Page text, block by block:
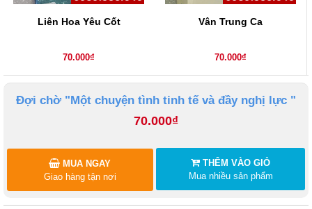
Liên Hoa Yêu Cốt
70.000₫
Vân Trung Ca
70.000₫
Đợi chờ "Một chuyện tình tinh tế và đầy nghị lực "
70.000₫
THÊM VÀO GIỎ
Mua nhiều sản phẩm
MUA NGAY
Giao hàng tận nơi